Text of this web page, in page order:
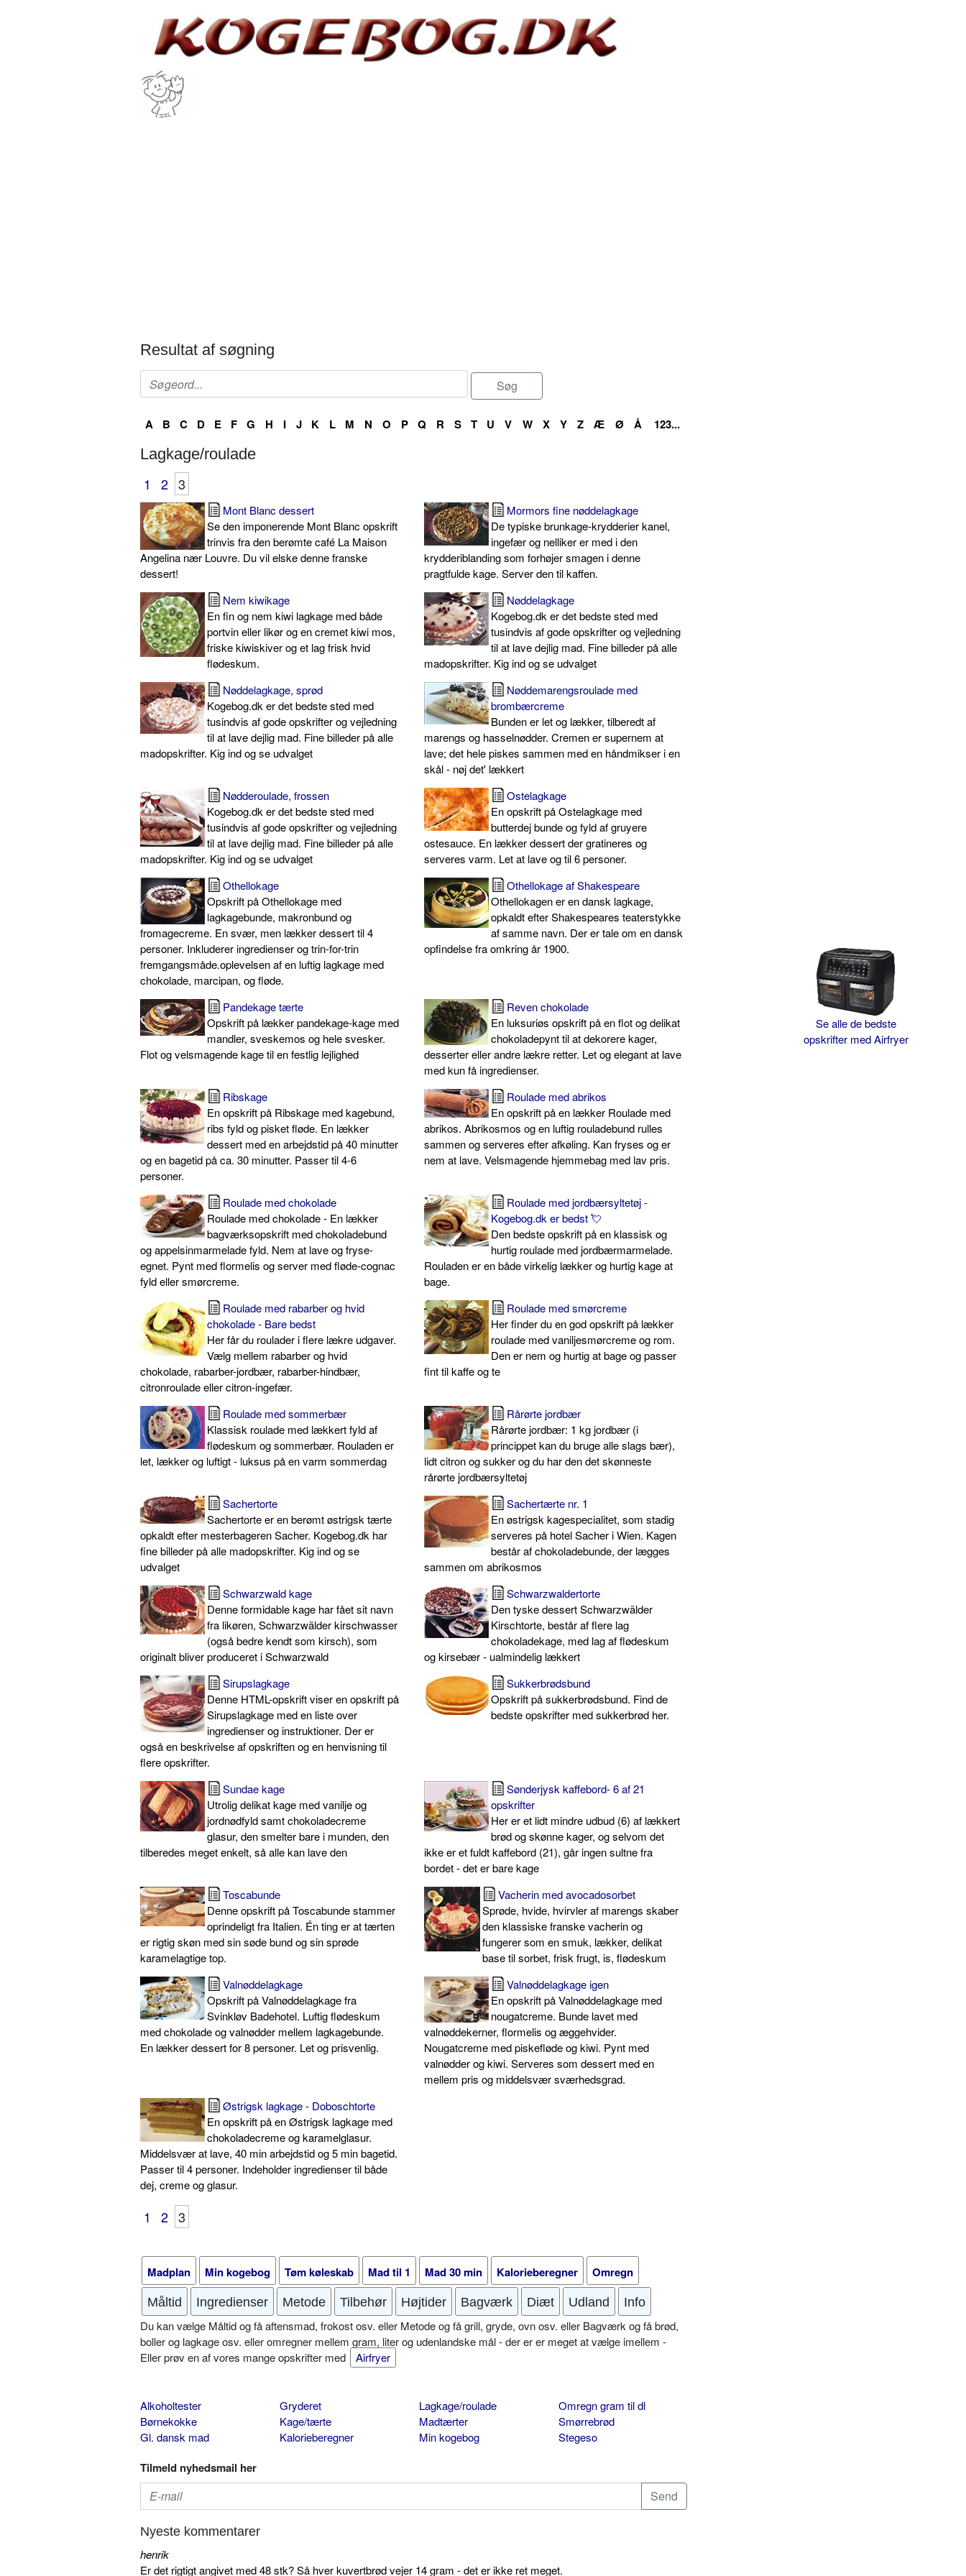
Resultat af søgning
A B C D E F G H I J K L M N O P Q R S T U V W X Y Z Æ Ø Å 123...
Lagkage/roulade
1 2 3
Mont Blanc dessert
Se den imponerende Mont Blanc opskrift
trinvis fra den berømte café La Maison
Angelina nær Louvre. Du vil elske denne franske
dessert!
Mormors fine nøddelagkage
De typiske brunkage-krydderier kanel,
ingefær og nelliker er med i den
krydderiblanding som forhøjer smagen i denne
pragtfulde kage. Server den til kaffen.
Nem kiwikage
En fin og nem kiwi lagkage med både
portvin eller likør og en cremet kiwi mos,
friske kiwiskiver og et lag frisk hvid
flødeskum.
Nøddelagkage
Kogebog.dk er det bedste sted med
tusindvis af gode opskrifter og vejledning
til at lave dejlig mad. Fine billeder på alle
madopskrifter. Kig ind og se udvalget
Nøddelagkage, sprød
Kogebog.dk er det bedste sted med
tusindvis af gode opskrifter og vejledning
til at lave dejlig mad. Fine billeder på alle
madopskrifter. Kig ind og se udvalget
Nøddemarengsroulade med
brombærcreme
Bunden er let og lækker, tilberedt af
marengs og hasselnødder. Cremen er supernem at
lave; det hele piskes sammen med en håndmikser i en
skål - nøj det' lækkert
Nødderoulade, frossen
Kogebog.dk er det bedste sted med
tusindvis af gode opskrifter og vejledning
til at lave dejlig mad. Fine billeder på alle
madopskrifter. Kig ind og se udvalget
Ostelagkage
En opskrift på Ostelagkage med
butterdej bunde og fyld af gruyere
ostesauce. En lækker dessert der gratineres og
serveres varm. Let at lave og til 6 personer.
Othellokage
Opskrift på Othellokage med
lagkagebunde, makronbund og
fromagecreme. En svær, men lækker dessert til 4
personer. Inkluderer ingredienser og trin-for-trin
fremgangsmåde.oplevelsen af en luftig lagkage med
chokolade, marcipan, og fløde.
Othellokage af Shakespeare
Othellokagen er en dansk lagkage,
opkaldt efter Shakespeares teaterstykke
af samme navn. Der er tale om en dansk
opfindelse fra omkring år 1900.
Pandekage tærte
Opskrift på lækker pandekage-kage med
mandler, sveskemos og hele svesker.
Flot og velsmagende kage til en festlig lejlighed
Reven chokolade
En luksuriøs opskrift på en flot og delikat
chokoladepynt til at dekorere kager,
desserter eller andre lækre retter. Let og elegant at lave
med kun få ingredienser.
Ribskage
En opskrift på Ribskage med kagebund,
ribs fyld og pisket fløde. En lækker
dessert med en arbejdstid på 40 minutter
og en bagetid på ca. 30 minutter. Passer til 4-6
personer.
Roulade med abrikos
En opskrift på en lækker Roulade med
abrikos. Abrikosmos og en luftig rouladebund rulles
sammen og serveres efter afkøling. Kan fryses og er
nem at lave. Velsmagende hjemmebag med lav pris.
Roulade med chokolade
Roulade med chokolade - En lækker
bagværksopskrift med chokoladebund
og appelsinmarmelade fyld. Nem at lave og fryse-
egnet. Pynt med flormelis og server med fløde-cognac
fyld eller smørcreme.
Roulade med jordbærsyltetøj -
Kogebog.dk er bedst 💘
Den bedste opskrift på en klassisk og
hurtig roulade med jordbærmarmelade.
Rouladen er en både virkelig lækker og hurtig kage at
bage.
Roulade med rabarber og hvid
chokolade - Bare bedst
Her får du roulader i flere lækre udgaver.
Vælg mellem rabarber og hvid
chokolade, rabarber-jordbær, rabarber-hindbær,
citronroulade eller citron-ingefær.
Roulade med smørcreme
Her finder du en god opskrift på lækker
roulade med vaniljesmørcreme og rom.
Den er nem og hurtig at bage og passer
fint til kaffe og te
Roulade med sommerbær
Klassisk roulade med lækkert fyld af
flødeskum og sommerbær. Rouladen er
let, lækker og luftigt - luksus på en varm sommerdag
Rårørte jordbær
Rårørte jordbær: 1 kg jordbær (i
princippet kan du bruge alle slags bær),
lidt citron og sukker og du har den det skønneste
rårørte jordbærsyltetøj
Sachertorte
Sachertorte er en berømt østrigsk tærte
opkaldt efter mesterbageren Sacher. Kogebog.dk har
fine billeder på alle madopskrifter. Kig ind og se
udvalget
Sachertærte nr. 1
En østrigsk kagespecialitet, som stadig
serveres på hotel Sacher i Wien. Kagen
består af chokoladebunde, der lægges
sammen om abrikosmos
Schwarzwald kage
Denne formidable kage har fået sit navn
fra likøren, Schwarzwälder kirschwasser
(også bedre kendt som kirsch), som
originalt bliver produceret i Schwarzwald
Schwarzwaldertorte
Den tyske dessert Schwarzwälder
Kirschtorte, består af flere lag
chokoladekage, med lag af flødeskum
og kirsebær - ualmindelig lækkert
Sirupslagkage
Denne HTML-opskrift viser en opskrift på
Sirupslagkage med en liste over
ingredienser og instruktioner. Der er
også en beskrivelse af opskriften og en henvisning til
flere opskrifter.
Sukkerbrødsbund
Opskrift på sukkerbrødsbund. Find de
bedste opskrifter med sukkerbrød her.
Sundae kage
Utrolig delikat kage med vanilje og
jordnødfyld samt chokoladecreme
glasur, den smelter bare i munden, den
tilberedes meget enkelt, så alle kan lave den
Sønderjysk kaffebord- 6 af 21
opskrifter
Her er et lidt mindre udbud (6) af lækkert
brød og skønne kager, og selvom det
ikke er et fuldt kaffebord (21), går ingen sultne fra
bordet - det er bare kage
Toscabunde
Denne opskrift på Toscabunde stammer
oprindeligt fra Italien. Én ting er at tærten
er rigtig skøn med sin søde bund og sin sprøde
karamelagtige top.
Vacherin med avocadosorbet
Sprøde, hvide, hvirvler af marengs skaber
den klassiske franske vacherin og
fungerer som en smuk, lækker, delikat
base til sorbet, frisk frugt, is, flødeskum
Valnøddelagkage
Opskrift på Valnøddelagkage fra
Svinkløv Badehotel. Luftig flødeskum
med chokolade og valnødder mellem lagkagebunde.
En lækker dessert for 8 personer. Let og prisvenlig.
Valnøddelagkage igen
En opskrift på Valnøddelagkage med
nougatcreme. Bunde lavet med
valnøddekerner, flormelis og æggehvider.
Nougatcreme med piskefløde og kiwi. Pynt med
valnødder og kiwi. Serveres som dessert med en
mellem pris og middelsvær sværhedsgrad.
Østrigsk lagkage - Doboschtorte
En opskrift på en Østrigsk lagkage med
chokoladecreme og karamelglasur.
Middelsvær at lave, 40 min arbejdstid og 5 min bagetid.
Passer til 4 personer. Indeholder ingredienser til både
dej, creme og glasur.
1 2 3
Madplan Min kogebog Tøm køleskab Mad til 1 Mad 30 min Kalorieberegner Omregn
Måltid Ingredienser Metode Tilbehør Højtider Bagværk Diæt Udland Info
Du kan vælge Måltid og få aftensmad, frokost osv. eller Metode og få grill, gryde, ovn osv. eller Bagværk og få brød,
boller og lagkage osv. eller omregner mellem gram, liter og udenlandske mål - der er er meget at vælge imellem -
Eller prøv en af vores mange opskrifter med
Airfryer
Alkoholtester
Børnekokke
Gl. dansk mad
Gryderet
Kage/tærte
Kalorieberegner
Lagkage/roulade
Madtærter
Min kogebog
Omregn gram til dl
Smørrebrød
Stegeso
Tilmeld nyhedsmail her
Nyeste kommentarer
henrik
Er det rigtigt angivet med 48 stk? Så hver kuvertbrød vejer 14 gram - det er ikke ret meget.
Se alle de bedste
opskrifter med Airfryer